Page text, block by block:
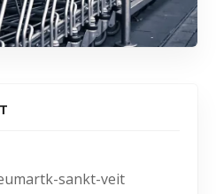
sankt-veit